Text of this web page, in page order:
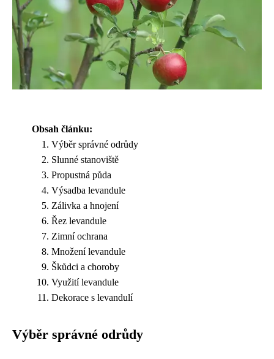
Obsah článku:
Výběr správné odrůdy
Slunné stanoviště
Propustná půda
Výsadba levandule
Zálivka a hnojení
Řez levandule
Zimní ochrana
Množení levandule
Škůdci a choroby
Využití levandule
Dekorace s levandulí
Výběr správné odrůdy